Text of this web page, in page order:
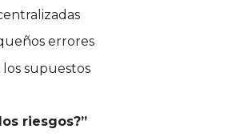
errores
supuestos
riesgos?”